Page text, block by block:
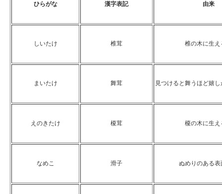
ひらがな 漢字表記 由来
しいたけ 椎茸 椎の木に生え
まいたけ 舞茸 見つけると舞うほど嬉
えのきたけ 榎茸 榎の木に生え
なめこ 滑子 ぬめりのある表